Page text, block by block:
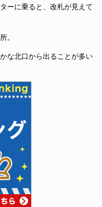
ーに乗ると、改札が見えて
。
な北口から出ることが多い